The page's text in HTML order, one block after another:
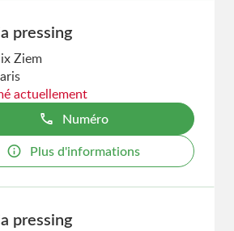
pressing
Ziem
actuellement
Numéro
Plus d'informations
pressing